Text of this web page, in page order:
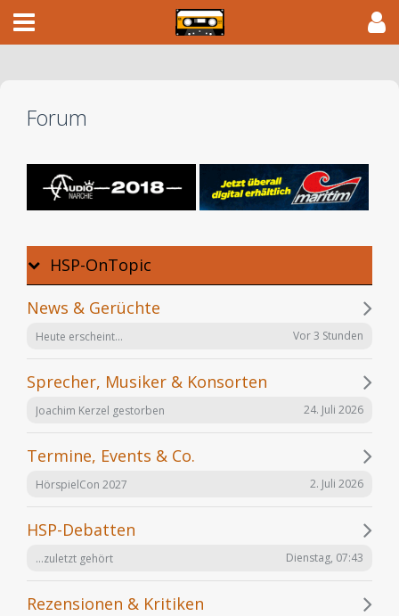
Forum
HSP-OnTopic
News & Gerüchte
Heute erscheint... Vor 3 Stunden
Sprecher, Musiker & Konsorten
Joachim Kerzel gestorben 24. Juli 2026
Termine, Events & Co.
HörspielCon 2027 2. Juli 2026
HSP-Debatten
...zuletzt gehört Dienstag, 07:43
Rezensionen & Kritiken